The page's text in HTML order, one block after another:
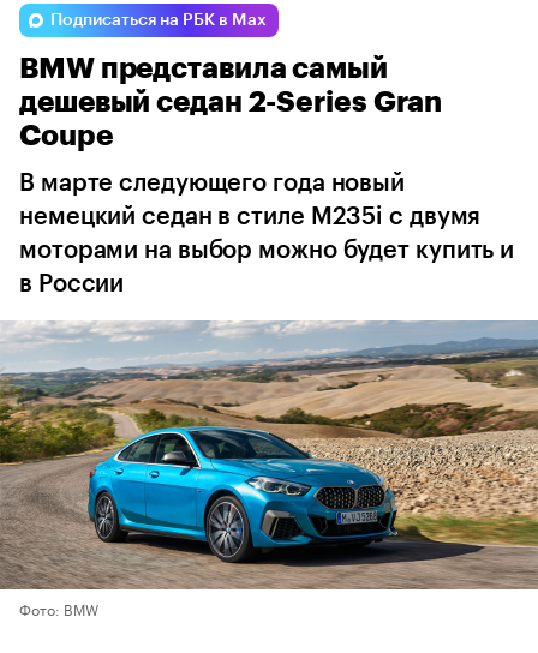
Changan Geely Omoda
Подписаться на РБК в Max
BMW представила самый
дешевый седан 2-Series Gran
Coupe
В марте следующего года новый
немецкий седан в стиле M235i с двумя
моторами на выбор можно будет купить и
в России
Фото: BMW